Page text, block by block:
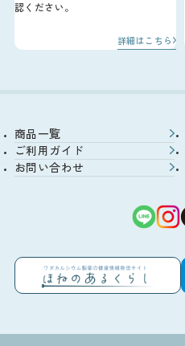
認ください。
詳細はこちら
商品一覧
ご利用ガイド
お問い合わせ